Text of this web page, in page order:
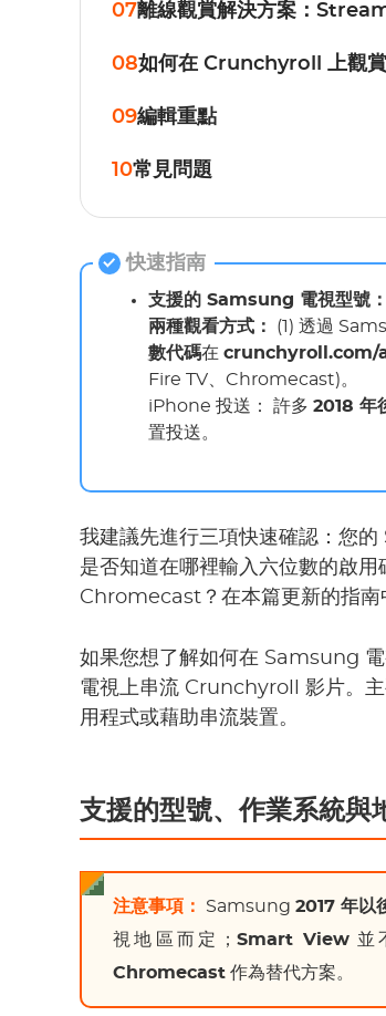
07離線觀賞解決方案：
08如何在 Crunchyroll 上觀
09編輯重點
10常見問題
快速指南
支援的 Samsung 電視型號：
兩種觀看方式：
(1) 透過
數代碼在 crunchyroll.com/
Fire TV、Chromecast)。
iPhone 投送： 許多 2018 年
置投送。
我建議先進行三項快速確認：您
是否知道在哪裡輸入六位數的啟
Chromecast？在本篇更新的指南
如果您想了解如何在 Samsung
電視上串流 Crunchyroll 影片。
用程式或藉助串流裝置。
支援的型號、作業系統
注意事項： Samsung2017 年以
視地區而定；Smart View並
Chromecast 作為替代方案。